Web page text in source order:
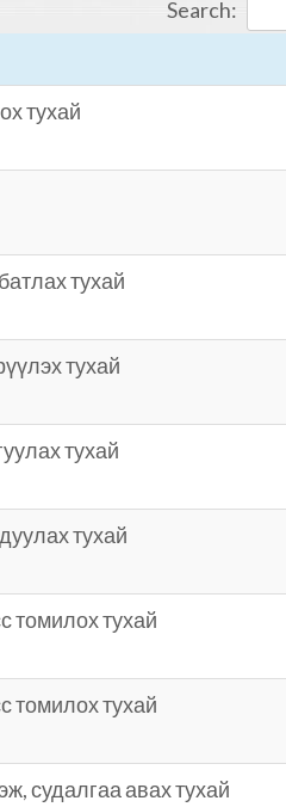
Search:
тухай
тухай
тухай
тухай
тухай
томилох тухай
томилох тухай
судалгаа авах тухай